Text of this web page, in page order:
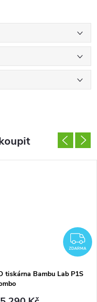
ZDARMA
tiskárna Bambu Lab P1S